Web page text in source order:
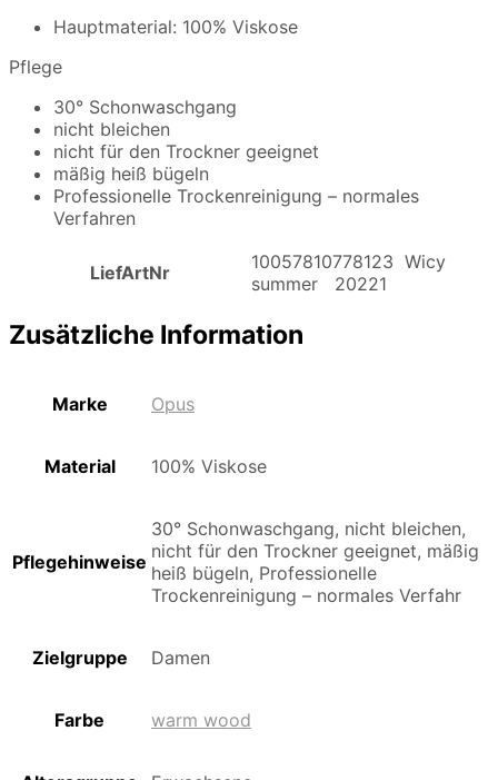
Hauptmaterial: 100% Viskose
Pflege
30° Schonwaschgang
nicht bleichen
nicht für den Trockner geeignet
mäßig heiß bügeln
Professionelle Trockenreinigung – normales
Verfahren
LiefArtNr
10057810778123 Wicy
summer 20221
Zusätzliche Information
Marke Opus
Material 100% Viskose
Pflegehinweise
30° Schonwaschgang, nicht bleichen,
nicht für den Trockner geeignet, mäßig
heiß bügeln, Professionelle
Trockenreinigung – normales Verfahr
Zielgruppe Damen
Farbe warm wood